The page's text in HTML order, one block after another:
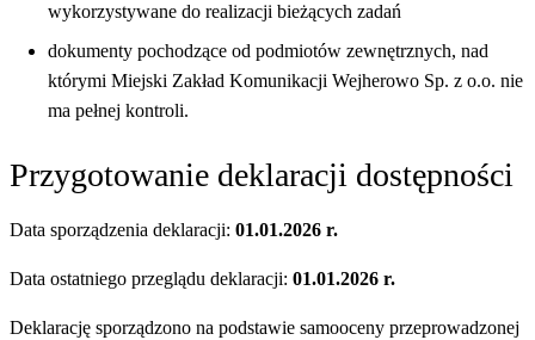
wykorzystywane do realizacji bieżących zadań
dokumenty pochodzące od podmiotów zewnętrznych, nad
którymi Miejski Zakład Komunikacji Wejherowo Sp. z o.o. nie
ma pełnej kontroli.
Przygotowanie deklaracji dostępności
Data sporządzenia deklaracji: 01.01.2026 r.
Data ostatniego przeglądu deklaracji: 01.01.2026 r.
Deklarację sporządzono na podstawie samooceny przeprowadzonej